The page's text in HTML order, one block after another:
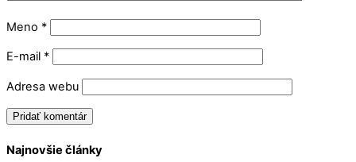
Meno *
E-mail *
Adresa webu
Najnovšie články